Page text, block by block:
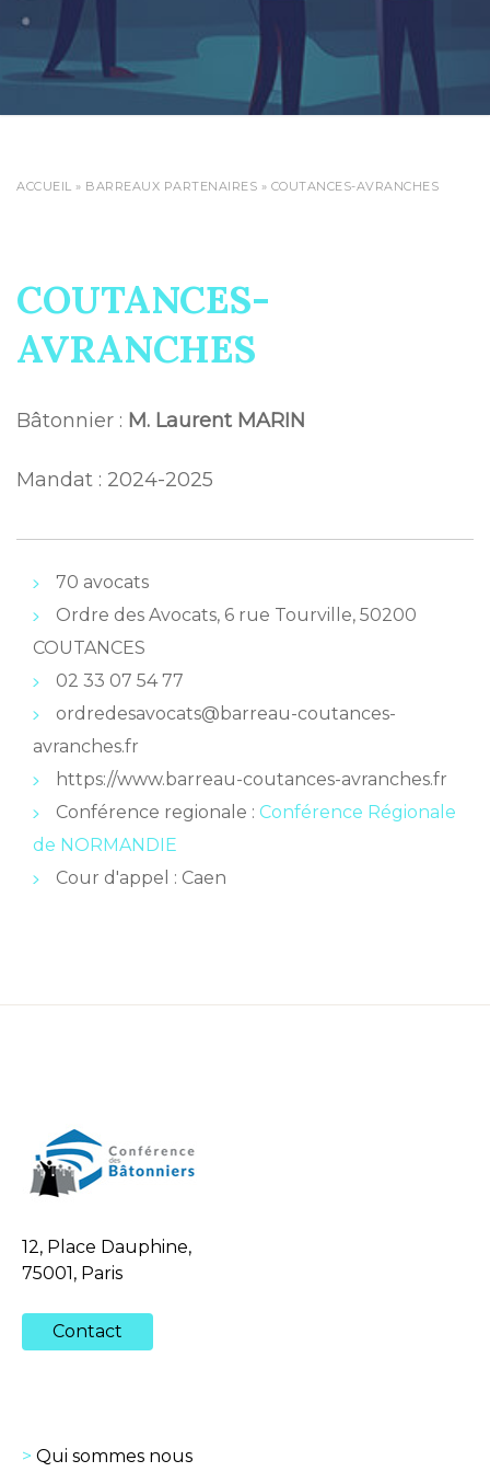
ACCUEIL » BARREAUX PARTENAIRES » COUTANCES-AVRANCHES
COUTANCES-
AVRANCHES
Bâtonnier : M. Laurent MARIN
Mandat : 2024-2025
70 avocats
Ordre des Avocats, 6 rue Tourville, 50200
COUTANCES
02 33 07 54 77
ordredesavocats@barreau-coutances-
avranches.fr
https://www.barreau-coutances-avranches.fr
Conférence regionale : Conférence Régionale
de NORMANDIE
Cour d'appel : Caen
12, Place Dauphine,
75001, Paris
Contact
Qui sommes nous